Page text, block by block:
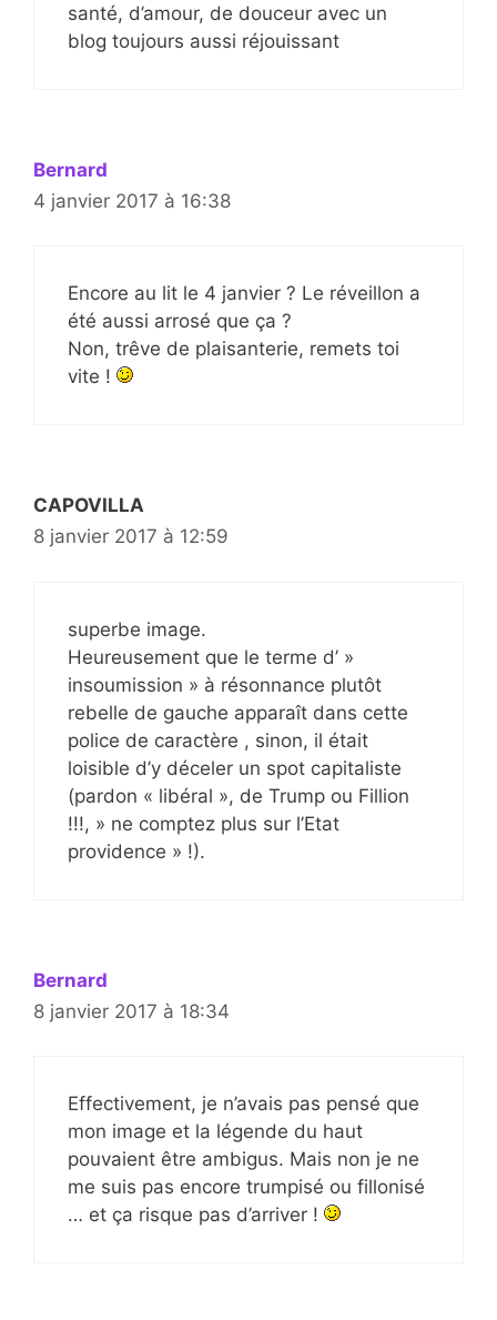
santé, d’amour, de douceur avec un
blog toujours aussi réjouissant
Bernard
4 janvier 2017 à 16:38
Encore au lit le 4 janvier ? Le réveillon a
été aussi arrosé que ça ?
Non, trêve de plaisanterie, remets toi
vite !
CAPOVILLA
8 janvier 2017 à 12:59
superbe image.
Heureusement que le terme d’ »
insoumission » à résonnance plutôt
rebelle de gauche apparaît dans cette
police de caractère , sinon, il était
loisible d’y déceler un spot capitaliste
(pardon « libéral », de Trump ou Fillion
!!!, » ne comptez plus sur l’Etat
providence » !).
Bernard
8 janvier 2017 à 18:34
Effectivement, je n’avais pas pensé que
mon image et la légende du haut
pouvaient être ambigus. Mais non je ne
me suis pas encore trumpisé ou fillonisé
… et ça risque pas d’arriver !